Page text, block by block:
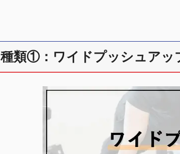
種類①：ワイドプッシュアッ